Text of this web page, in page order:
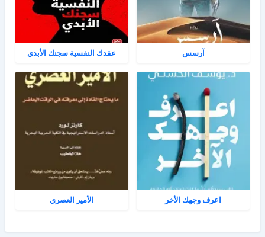
آرسس عقدك النفسية سجنك الأبدي
اعرف وجهك الأخر الأمير العصري